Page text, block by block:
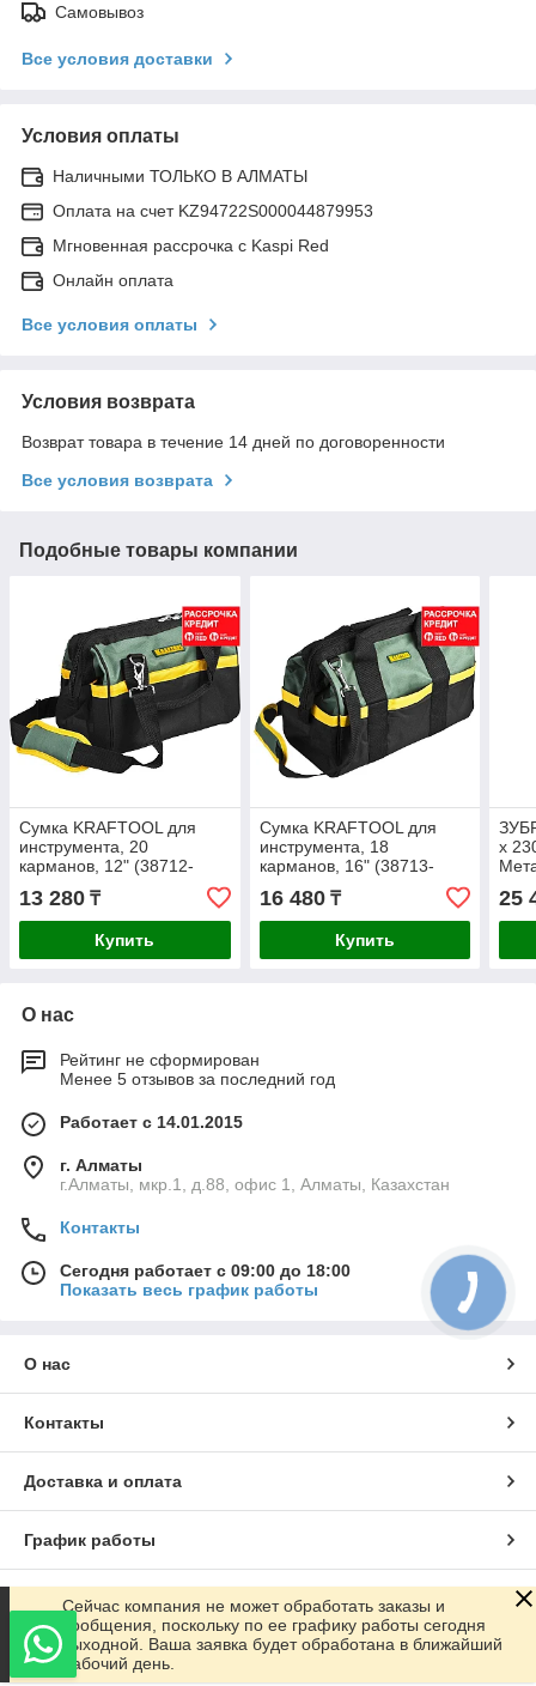
Самовывоз
Все условия доставки
Условия оплаты
Наличными ТОЛЬКО В АЛМАТЫ
Оплата на счет KZ94722S000044879953
Мгновенная рассрочка с Kaspi Red
Онлайн оплата
Все условия оплаты
Условия возврата
Возврат товара в течение 14 дней по договоренности
Все условия возврата
Подобные товары компании
Сумка KRAFTOOL для
инструмента, 20
карманов, 12" (38712-
13 280 ₸
Купить
Сумка KRAFTOOL для
инструмента, 18
карманов, 16" (38713-
16 480₸
Купить
x
25
О нас
Рейтинг не сформирован
Менее 5 отзывов за последний год
Работает с 14.01.2015
г. Алматы
г.Алматы, мкр.1, д.88, офис 1, Алматы, Казахстан
Контакты
Сегодня работает с 09:00 до 18:00
Показать весь график работы
О нас
Контакты
Доставка и оплата
График работы
Полная версия сайта
Сайт создан на маркетплейсе Satu.kz
Сейчас компания не может обработать заказы и
сообщения, поскольку по ее графику работы сегодня
выходной. Ваша заявка будет обработана в ближайший
рабочий день.